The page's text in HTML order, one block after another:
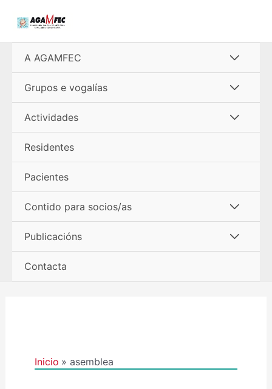
A AGAMFEC
menú
Grupos e vogalías
menú
Actividades
Residentes
Pacientes
Contido para socios/as
menú
Publicacións
Contacta
Inicio asemblea